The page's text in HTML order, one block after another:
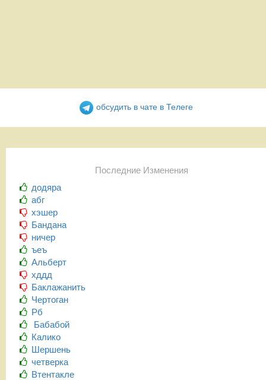
обсудить в чате в Телеге
Последние Изменения
додяра
абг
хэшер
Бандана
ничер
ъеъ
Альберт
хддд
Баклажанить
Чертоган
Рб
Бабабой
Калико
Шершень
четверка
Втентакле